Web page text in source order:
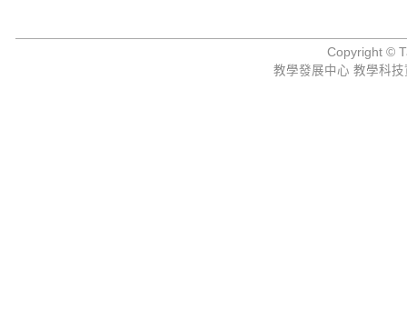
Copyright ©
教學發展中心 教學科